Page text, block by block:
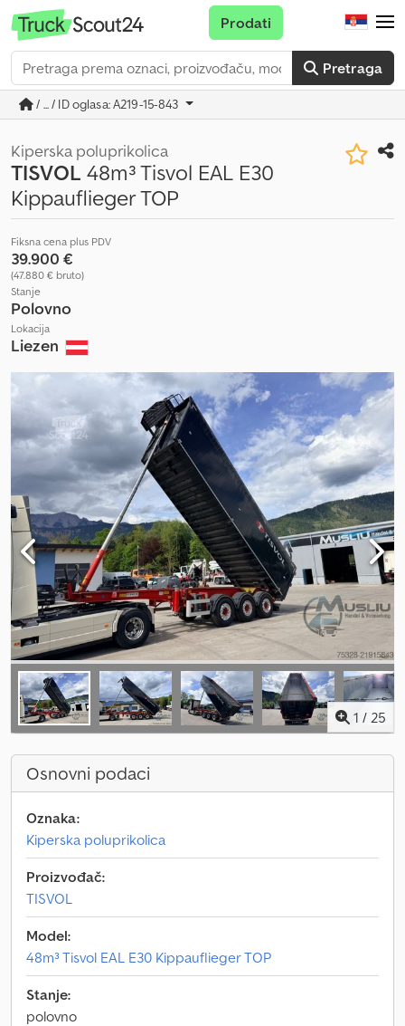
Pretraga
Prodati
/ ... / ID oglasa: A219-15-843
Kiperska poluprikolica
TISVOL 48m³ Tisvol EAL E30
Kippauflieger TOP
Fiksna cena plus PDV
39.900 €
(47.880 € bruto)
Stanje
Polovno
Lokacija
Liezen
1 / 25
Osnovni podaci
Oznaka:
Kiperska poluprikolica
Proizvođač:
TISVOL
Model:
48m³ Tisvol EAL E30 Kippauflieger TOP
Stanje:
polovno